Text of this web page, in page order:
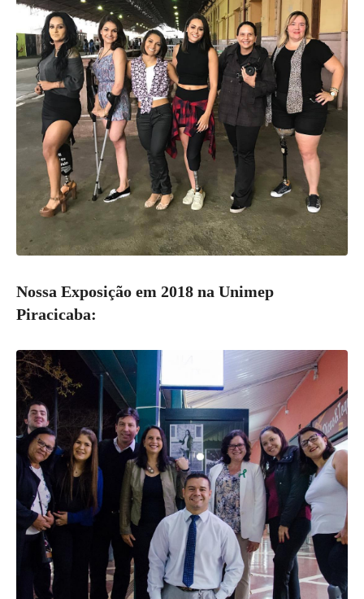
Nossa Exposição em 2018 na Unimep
Piracicaba: